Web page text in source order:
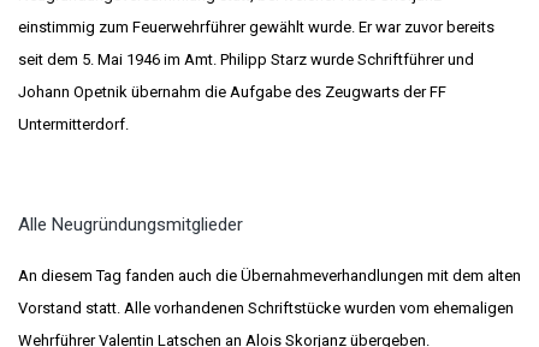
einstimmig zum Feuerwehrführer gewählt wurde. Er war zuvor bereits
seit dem 5. Mai 1946 im Amt. Philipp Starz wurde Schriftführer und
Johann Opetnik übernahm die Aufgabe des Zeugwarts der FF
Untermitterdorf.
Alle Neugründungsmitglieder
An diesem Tag fanden auch die Übernahmeverhandlungen mit dem alten
Vorstand statt. Alle vorhandenen Schriftstücke wurden vom ehemaligen
Wehrführer Valentin Latschen an Alois Skorjanz übergeben.